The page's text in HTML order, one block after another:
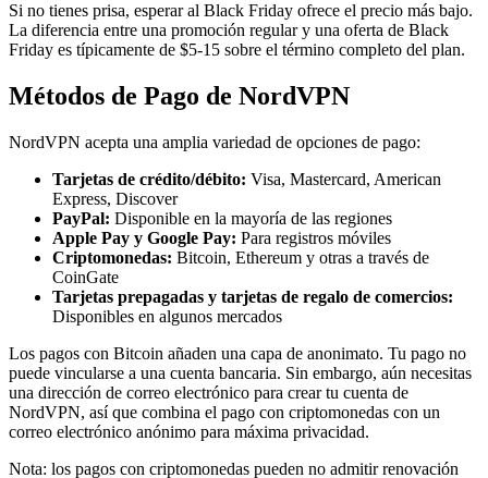
Si no tienes prisa, esperar al Black Friday ofrece el precio más bajo.
La diferencia entre una promoción regular y una oferta de Black
Friday es típicamente de $5-15 sobre el término completo del plan.
Métodos de Pago de NordVPN
NordVPN acepta una amplia variedad de opciones de pago:
Tarjetas de crédito/débito: Visa, Mastercard, American
Express, Discover
PayPal: Disponible en la mayoría de las regiones
Apple Pay y Google Pay: Para registros móviles
Criptomonedas: Bitcoin, Ethereum y otras a través de
CoinGate
Tarjetas prepagadas y tarjetas de regalo de comercios:
Disponibles en algunos mercados
Los pagos con Bitcoin añaden una capa de anonimato. Tu pago no
puede vincularse a una cuenta bancaria. Sin embargo, aún necesitas
una dirección de correo electrónico para crear tu cuenta de
NordVPN, así que combina el pago con criptomonedas con un
correo electrónico anónimo para máxima privacidad.
Nota: los pagos con criptomonedas pueden no admitir renovación